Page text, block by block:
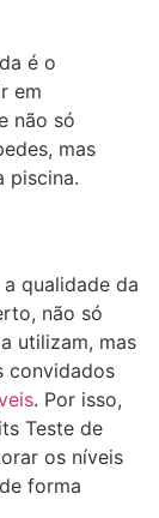
é o
em
não só
mas
piscina.
qualidade da
não só
utilizam, mas
convidados
. Por isso,
Teste de
os níveis
forma